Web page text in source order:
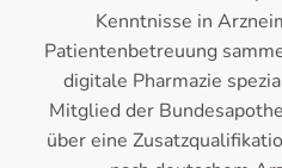
Kenntnisse in
Patientenbetreuung
digitale Pharmazie
Mitglied der
über eine